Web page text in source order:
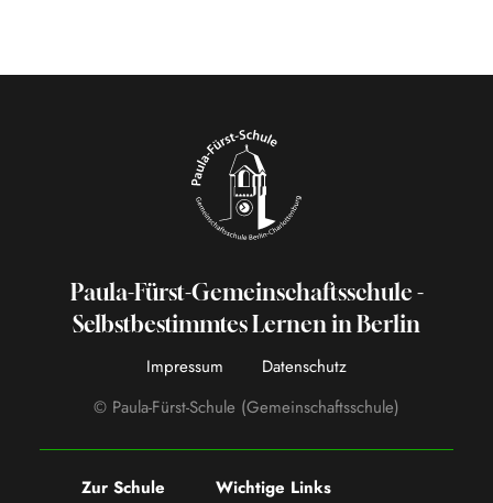
Paula-Fürst-Gemeinschaftsschule -
Selbstbestimmtes Lernen in Berlin
Impressum
Datenschutz
© Paula-Fürst-Schule (Gemeinschaftsschule)
Zur Schule Wichtige Links